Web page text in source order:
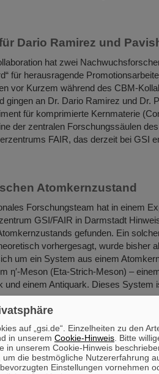
Dario Ramirez und
hat zwei
für herausragende
vor Kurzem während des CBM-
gingen an Dr. Dario Ramirez und Dr.
für komprimierte Kernmaterie
der zentralen Forschungssäulen
FAIR, das derzeit bei GSI
Atomkernzustand
Forschungsteam hat in einem
GSI/FAIR in Darmstadt
gefunden. Ein
vorhergesagt, wurde bisher
um ein System aus einem
η′‑Meson (Eta-Strich-Meson) –
und einem Antiquark. Dieses
trauern um Prof. Dr. Günther Rosner,
von FAIR und unablässigen
auf „gsi.de“. Einzelheiten zu den
in unserem Cookie-Hinweis . Bitte
in unserem Cookie-Hinweis
die bestmögliche Nutzererfahrung
Einstellungen vornehmen